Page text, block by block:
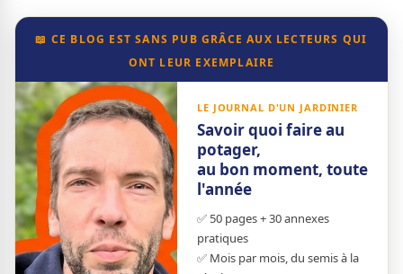
📖 CE BLOG EST SANS PUB GRÂCE AUX LECTEURS QUI
ONT LEUR EXEMPLAIRE
LE JOURNAL D'UN JARDINIER
Savoir quoi faire au
potager,
au bon moment, toute
l'année
✅ 50 pages + 30 annexes
pratiques
✅ Mois par mois, du semis à la